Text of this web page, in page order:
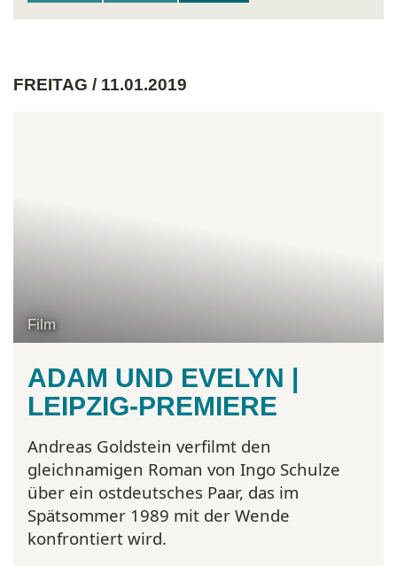
FREITAG / 11.01.2019
Film
ADAM UND EVELYN |
LEIPZIG-PREMIERE
Andreas Goldstein verfilmt den
gleichnamigen Roman von Ingo Schulze
über ein ostdeutsches Paar, das im
Spätsommer 1989 mit der Wende
konfrontiert wird.